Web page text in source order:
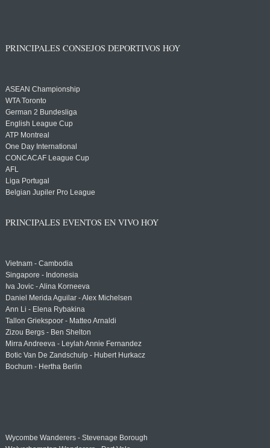
PRINCIPALES CONSEJOS DEPORTIVOS HOY
ASEAN Championship
WTA Toronto
German 2 Bundesliga
English League Cup
ATP Montreal
One Day International
CONCACAF League Cup
AFL
Liga Portugal
Belgian Jupiler Pro League
PRINCIPALES EVENTOS EN VIVO HOY
Vietnam - Cambodia
Singapore - Indonesia
Iva Jovic - Alina Korneeva
Daniel Merida Aguilar - Alex Michelsen
Ann Li - Elena Rybakina
Tallon Griekspoor - Matteo Arnaldi
Zizou Bergs - Ben Shelton
Mirra Andreeva - Leylah Annie Fernandez
Botic Van De Zandschulp - Hubert Hurkacz
Bochum - Hertha Berlin
Wycombe Wanderers - Stevenage Borough